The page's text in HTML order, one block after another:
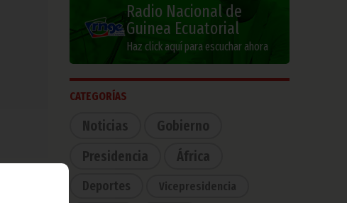
el
Radio Nacional de
Guinea Ecuatorial
Haz click aquí para escuchar ahora
CATEGORÍAS
Noticias
Gobierno
Presidencia
África
Deportes Vicepresidencia